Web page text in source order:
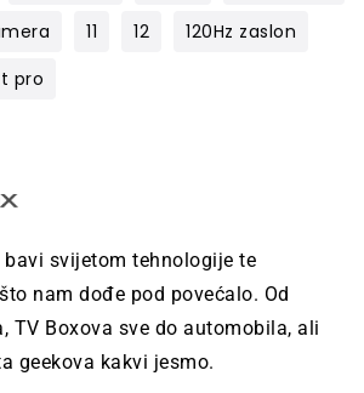
11 12
120Hz zaslon
pro
svijetom tehnologije te
nam dođe pod povećalo. Od
TV Boxova sve do automobila, ali
geekova kakvi jesmo.